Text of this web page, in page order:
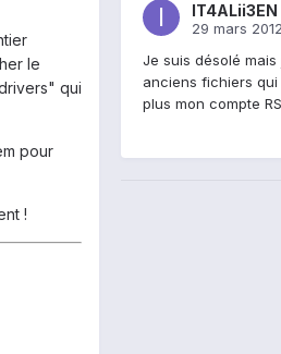
le
qui
pour
!
IT4ALii3EN
29 mars 2012
Je suis désolé
anciens fichiers qui
plus mon compte